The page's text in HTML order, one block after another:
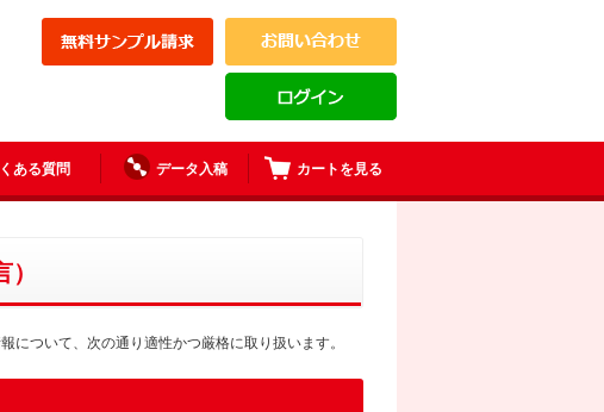
ある質問 データ入稿 カートを見る
について、次の通り適性かつ厳格に取り扱います。